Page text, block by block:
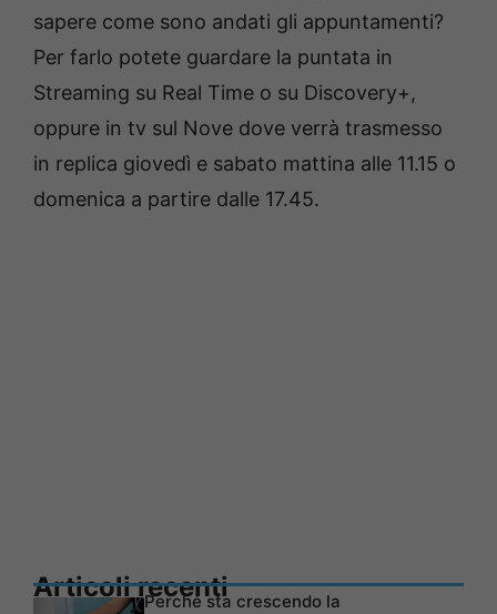
sapere come sono andati gli appuntamenti?
Per farlo potete guardare la puntata in
Streaming su Real Time o su Discovery+,
oppure in tv sul Nove dove verrà trasmesso
in replica giovedì e sabato mattina alle 11.15 o
domenica a partire dalle 17.45.
Articoli recentiPerché sta crescendo la